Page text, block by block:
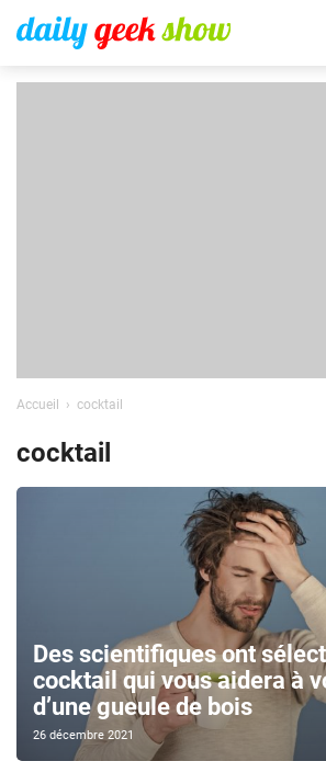
Accueil cocktail
cocktail
Des scientifiques ont
cocktail qui vous aidera à
d’une gueule de bois
26 décembre 2021